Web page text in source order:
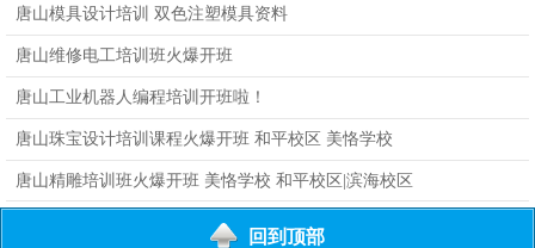
电脑设计权威培训
唐山模具设计培训 双色注塑模具资料
唐山维修电工培训班火爆开班
唐山工业机器人编程培训开班啦！
唐山珠宝设计培训课程火爆开班 和平校区 美恪学校
唐山精雕培训班火爆开班 美恪学校 和平校区|滨海校区
回到顶部